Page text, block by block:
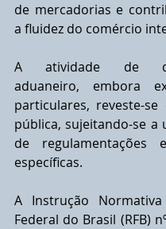
de mercadorias e
a fluidez do comércio
A atividade de
aduaneiro, embora
particulares, reveste-se
pública, sujeitando-se a
de regulamentações
específicas.
A Instrução
Federal do Brasil (RFB)